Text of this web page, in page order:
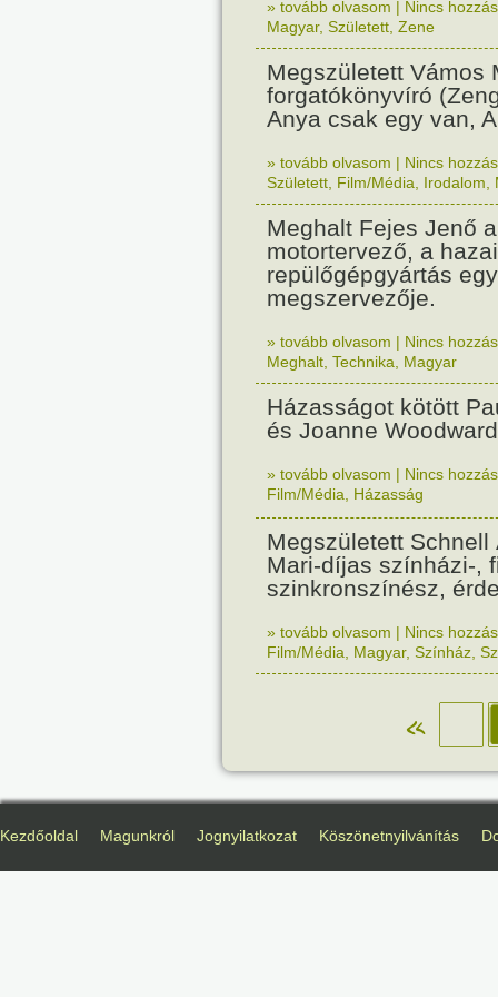
» tovább olvasom | Nincs
Magyar, Született Zene
Megszületett Vámos
forgatókönyvíró
Anya csak egy van,
» tovább olvasom | Nincs
Született Film/Média Irodalom
Meghalt Fejes Jenő
motortervező, a
repülőgépgyártás
megszervezője.
» tovább olvasom | Nincs
Meghalt Technika Magyar
Házasságot kötött
és Joanne
» tovább olvasom | Nincs
Film/Média
Házasság
Megszületett Schnell
Mari-díjas színházi-,
szinkronszínész,
» tovább olvasom | Nincs
Film/Média
Magyar, Színház
«
Kezdőoldal Magunkról Jognyilatkozat Köszönetnyilvánítás